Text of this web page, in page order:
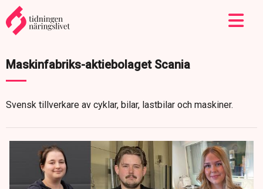
Maskinfabriks-aktiebolaget Scania
Svensk tillverkare av cyklar, bilar, lastbilar och maskiner.